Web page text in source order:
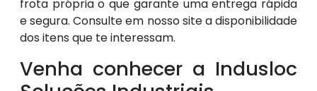
frota própria o que garante uma entrega rápida
e segura. Consulte em nosso site a disponibilidade
dos itens que te interessam.
Venha conhecer a Indusloc